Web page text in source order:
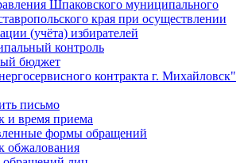
Шпаковского муниципального
края при осуществлении
(учёта) избирателей
контроль
бюджет
контракта г. Михайловск"
письмо
и время приема
формы обращений
обжалования